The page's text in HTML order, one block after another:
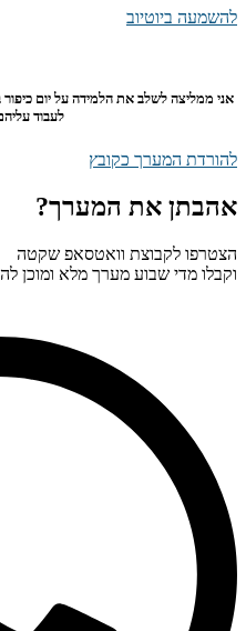
להשמעה ביוטיוב
אני ממליצה לשלב את הלמידה על יום
לעבוד
להורדת המערך כקובץ
אהבתן את המערך?
הצטרפו לקבוצת וואטסאפ שקטה
וקבלו מדי שבוע מערך מלא ומוכן